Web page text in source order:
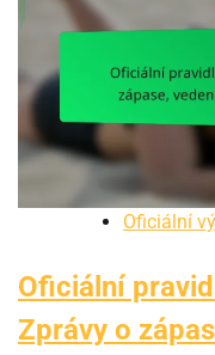
Oficiální
Oficiální
Zprávy o